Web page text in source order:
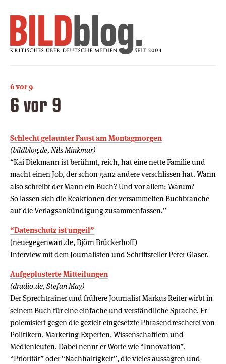
6 vor 9
6 vor 9
Schlecht gelaunter Faust am Montagmorgen
(bildblog.de, Nils Minkmar)
“Kai Diekmann ist berühmt, reich, hat eine nette Familie und
macht einen Job, der schon ganz andere verschlissen hat. Wann
also schreibt der Mann ein Buch? Und vor allem: Warum?
So lassen sich die Reaktionen der versammelten Buchbranche
auf die Verlagsankündigung zusammenfassen.”
“Datenschutz ist ungeil”
(neuegegenwart.de, Björn Brückerhoff)
Interview mit dem Journalisten und Schriftsteller Peter Glaser.
Aufgeplusterte Mitteilungen
(dradio.de, Stefan May)
Der Sprechtrainer und frühere Journalist Markus Reiter wirbt in
seinem Buch für eine einfache und verständliche Sprache. Er
polemisiert gegen die gezielt eingesetzte Phrasendrescherei von
Politikern, Marketing-Experten, Wissenschaftlern und
Medienleuten. Dabei nennt er Worte wie “Innovation”,
“Priorität” oder “Nachhaltigkeit”, die vieles aussagten und